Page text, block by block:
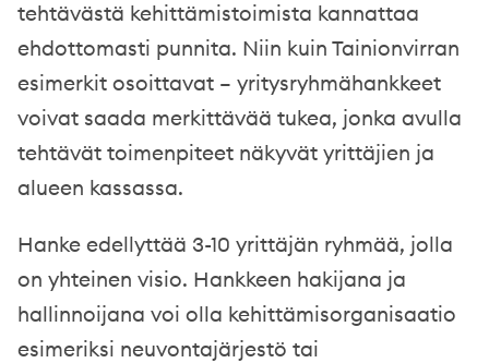
tehtävästä kehittämistoimista kannattaa
ehdottomasti punnita. Niin kuin Tainionvirran
esimerkit osoittavat – yritysryhmähankkeet
voivat saada merkittävää tukea, jonka avulla
tehtävät toimenpiteet näkyvät yrittäjien ja
alueen kassassa.
Hanke edellyttää 3-10 yrittäjän ryhmää, jolla
on yhteinen visio. Hankkeen hakijana ja
hallinnoijana voi olla kehittämisorganisaatio
esimeriksi neuvontajärjestö tai